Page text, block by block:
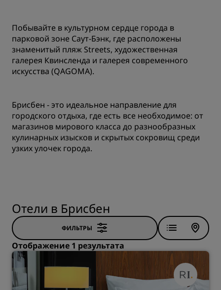
Побывайте в культурном сердце города в
парковой зоне Саут-Бэнк, где расположены
знаменитый пляж Streets, художественная
галерея Квинсленда и галерея современного
искусства (QAGOMA).
Брисбен - это идеальное направление для
городского отдыха, где есть все необходимое: от
магазинов мирового класса до разнообразных
кулинарных изысков и скрытых сокровищ среди
узких улочек города.
Отели в Брисбен
ФИЛЬТРЫ
Отображение 1 результата